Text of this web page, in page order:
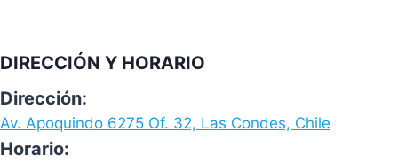
DIRECCIÓN Y HORARIO
Dirección:
Av. Apoquindo 6275 Of. 32, Las Condes, Chile
Horario: